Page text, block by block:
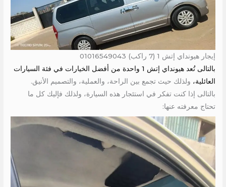
إيجار هيونداي إتش 1 (7 راكب) 01016549043
بالتالى تُعد هيونداي إتش 1 واحدة من أفضل الخيارات في فئة السيارات
العائلية، ولذلك حيث تجمع بين الراحة، والعملية، والتصميم الأنيق.
بالتالى إذا كنت تفكر في استئجار هذه السيارة، ولذلك فإليك كل ما
تحتاج معرفته عنها: